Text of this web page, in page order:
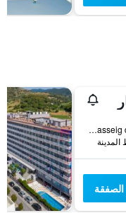
Passeig de Les Roques, 32, كليلة, كاتالونيا, أسبانيا